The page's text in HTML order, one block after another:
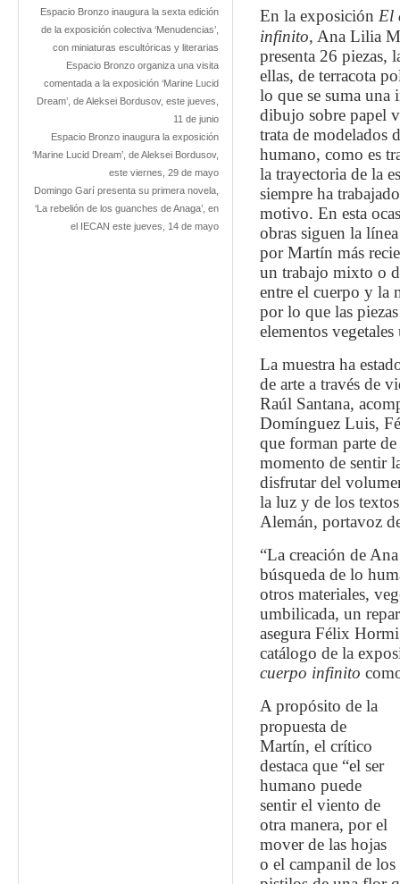
Espacio Bronzo inaugura la sexta edición
de la exposición colectiva ‘Menudencias’,
con miniaturas escultóricas y literarias
Espacio Bronzo organiza una visita
comentada a la exposición ‘Marine Lucid
Dream’, de Aleksei Bordusov, este jueves,
11 de junio
Espacio Bronzo inaugura la exposición
‘Marine Lucid Dream’, de Aleksei Bordusov,
este viernes, 29 de mayo
Domingo Garí presenta su primera novela,
‘La rebelión de los guanches de Anaga’, en
el IECAN este jueves, 14 de mayo
En la exposición El
infinito, Ana Lilia
presenta 26 piezas,
ellas, de terracota
lo que se suma una
dibujo sobre papel
trata de modelados
humano, como es
la trayectoria de la
siempre ha
motivo. En esta
obras siguen la
por Martín más
un trabajo mixto o
entre el cuerpo y la
por lo que las
elementos
La muestra ha
de arte a través de
Raúl Santana,
Domínguez Luis,
que forman parte
momento de sentir
disfrutar del
la luz y de los
Alemán, portavoz
“La creación de
búsqueda de lo
otros materiales,
umbilicada, un
asegura Félix
catálogo de la
cuerpo infinito
A propósito de la
propuesta de
Martín, el crítico
destaca que “el ser
humano puede
sentir el viento de
otra manera, por el
mover de las hojas
o el campanil de los